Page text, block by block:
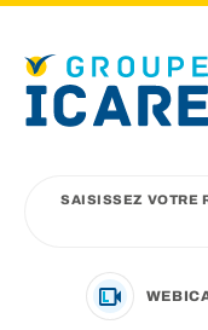
SAISISSEZ VOTRE